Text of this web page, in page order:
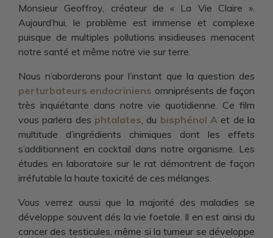
Monsieur Geoffroy, créateur de « La Vie Claire ».
Aujourd’hui, le problème est immense et complexe
puisque de multiples pollutions insidieuses menacent
notre santé et même notre vie sur terre.
Nous n’aborderons pour l’instant que la question des
perturbateurs endocriniens omniprésents de façon
très inquiétante dans notre vie quotidienne. Ce film
vous parlera des phtalates, du bisphénol A et de la
multitude d’ingrédients chimiques dont les effets
s’additionnent en cocktail dans notre organisme. Les
études en laboratoire sur le rat démontrent de façon
irréfutable la haute toxicité de ces mélanges.
Vous verrez aussi que la majorité des maladies se
développe souvent dés la vie foetale. Il en est ainsi du
cancer des testicules, même si la tumeur se développe